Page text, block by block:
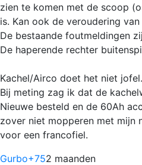
zien te komen met de scoop
is. Kan ook de veroudering
De bestaande foutmeldingen
De haperende rechter
Kachel/Airco doet het niet jofel.
Bij meting zag ik dat de
Nieuwe besteld en de 60Ah
zover niet mopperen met mijn
voor een francofiel.
Gurbo+752 maanden